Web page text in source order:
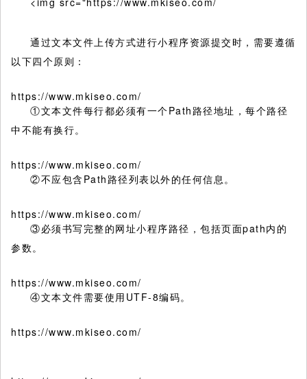
通过文本文件上传方式进行小程序资源提交时，需要遵循
以下四个原则：
https://www.mkiseo.com/
①文本文件每⾏都必须有⼀个Path路径地址，每个路径
中不能有换⾏。
https://www.mkiseo.com/
②不应包含Path路径列表以外的任何信息。
https://www.mkiseo.com/
③必须书写完整的网址小程序路径，包括页面path内的
参数。
https://www.mkiseo.com/
④文本文件需要使用UTF-8编码。
https://www.mkiseo.com/